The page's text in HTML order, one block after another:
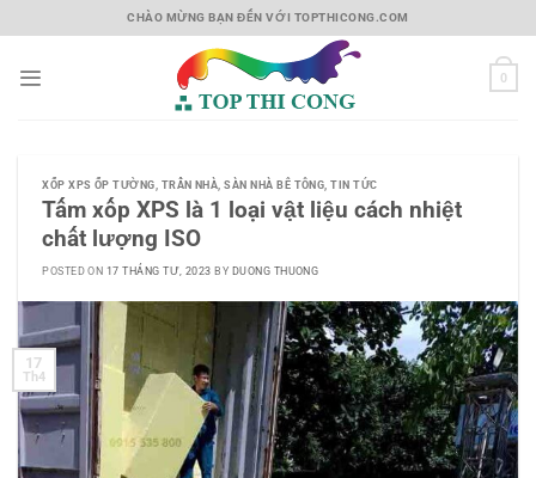
to
CHÀO MỪNG BẠN ĐẾN VỚI TOPTHICONG.COM
0
XỐP XPS ỐP TƯỜNG, TRẦN NHÀ, SÀN NHÀ BÊ TÔNG ,TIN TỨC
Tấm xốp XPS là 1 loại vật liệu cách nhiệt
chất lượng ISO
POSTED ON 17 THÁNG TƯ, 2023 BY DUONG THUONG
17
Th4